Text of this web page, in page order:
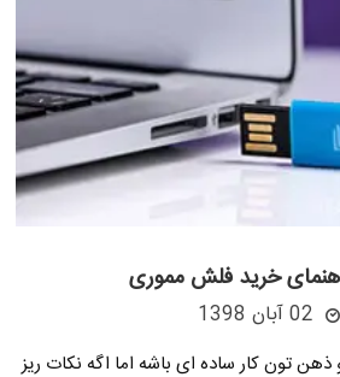
خرید فلش مموری
02 آبان 1398
تون کار ساده ای باشه اما اگه نکات ریز